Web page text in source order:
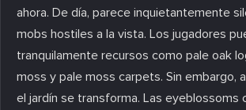
ahora. De día, parece inquietantemente
mobs hostiles a la vista. Los jugadores
tranquilamente recursos como pale oak
moss y pale moss carpets. Sin embargo,
el jardín se transforma. Las eyeblossoms